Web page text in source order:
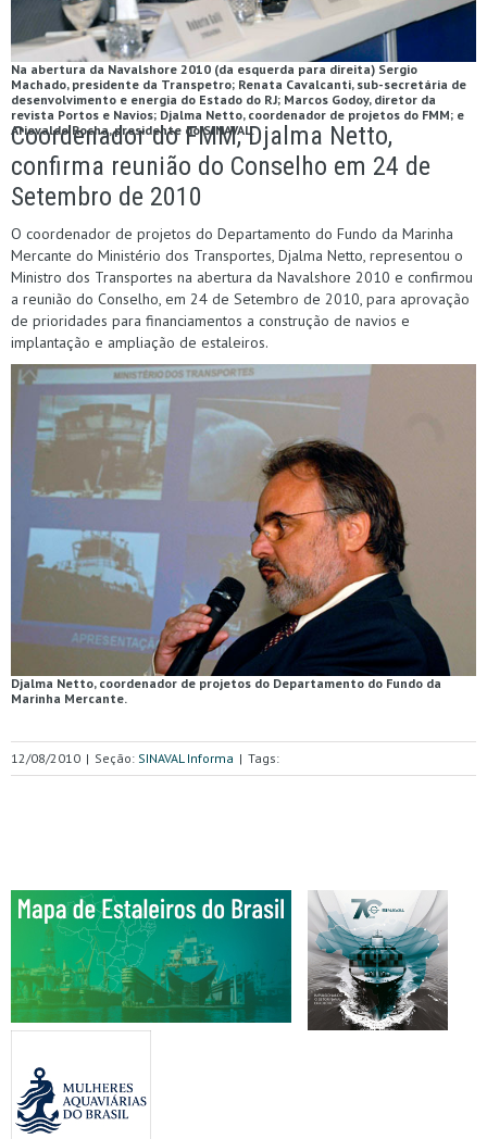
Na abertura da Navalshore 2010 (da esquerda para direita) Sergio
Machado, presidente da Transpetro; Renata Cavalcanti, sub-secretária de
desenvolvimento e energia do Estado do RJ; Marcos Godoy, diretor da
revista Portos e Navios; Djalma Netto, coordenador de projetos do FMM; e
Ariovaldo Rocha, presidente do SINAVAL.
Coordenador do FMM, Djalma Netto,
confirma reunião do Conselho em 24 de
Setembro de 2010
O coordenador de projetos do Departamento do Fundo da Marinha
Mercante do Ministério dos Transportes, Djalma Netto, representou o
Ministro dos Transportes na abertura da Navalshore 2010 e confirmou
a reunião do Conselho, em 24 de Setembro de 2010, para aprovação
de prioridades para financiamentos a construção de navios e
implantação e ampliação de estaleiros.
Djalma Netto, coordenador de projetos do Departamento do Fundo da
Marinha Mercante.
12/08/2010 | Seção: SINAVAL Informa | Tags: